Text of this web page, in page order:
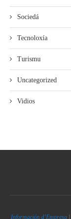
Sociedá
Tecnoloxía
Turismu
Uncategorized
Vidios
Información d’Empresa |